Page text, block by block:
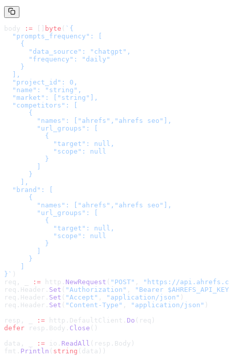
body := byte ( ` {
  "prompts_frequency": [
    {
      "data_source": "chatgpt",
      "frequency": "daily"
    }
  ],
  "project_id": 0,
  "name": "string",
  "market": ["string"],
  "competitors": [
      {
        "names": ["ahrefs","ahrefs seo"],
        "url_groups": [
          {
            "target": null,
            "scope": null
          }
      }
    ],
  "brand": [
      {
        "names": ["ahrefs","ahrefs seo"],
        "url_groups": [
          {
            "target": null,
            "scope": null
          }
      }
} ` )
req, _
:= http. NewRequest ( "POST" , " https://
req.Header. Set ( "Authorization" ,
"Bearer
req.Header. Set ( "Accept" , "application/json" )
req.Header. Set ( "Content-Type" , "application/json" )
resp, _
:= http.DefaultClient. Do (req)
defer resp.Body. Close ()
data, _
:= io. ReadAll (resp.Body)
fmt. Println ( string (data))